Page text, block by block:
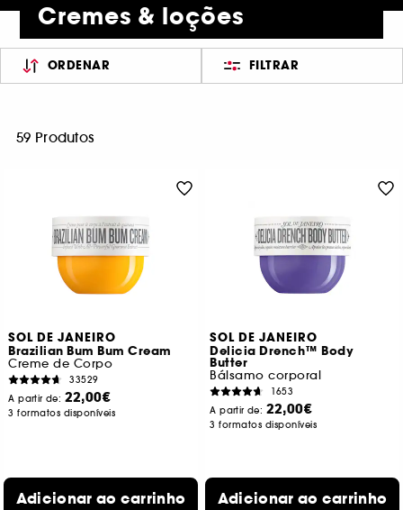
Cremes & loções
ORDENAR FILTRAR
59 Produtos
SOL DE JANEIRO
Brazilian Bum Bum Cream
Creme de Corpo
33529
A partir de: 22,00€
3 formatos disponíveis
Adicionar ao carrinho
SOL DE JANEIRO
Delicia Drench™ Body
Butter
Bálsamo corporal
1653
A partir de: 22,00€
3 formatos disponíveis
Adicionar ao carrinho